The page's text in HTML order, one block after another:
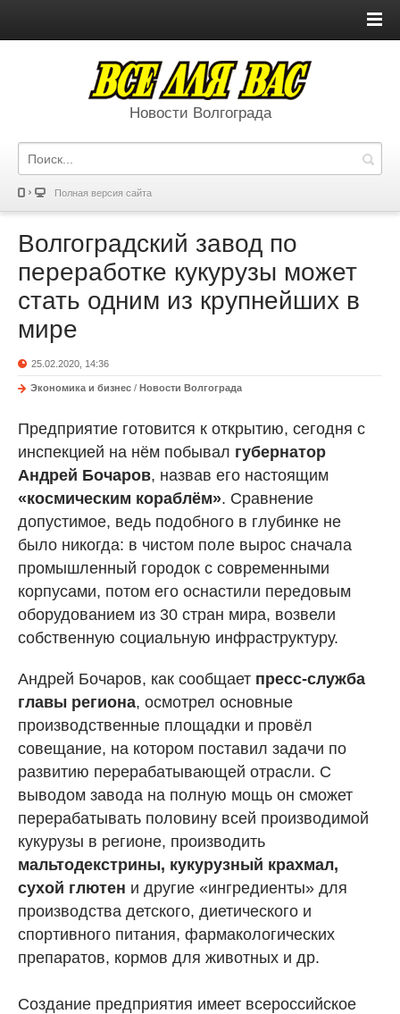
Новости Волгограда
Полная версия сайта
Волгоградский завод по
переработке кукурузы может
стать одним из крупнейших в
мире
25.02.2020, 14:36
Экономика и бизнес / Новости Волгограда
Предприятие готовится к открытию, сегодня с
инспекцией на нём побывал губернатор
Андрей Бочаров, назвав его настоящим
«космическим кораблём». Сравнение
допустимое, ведь подобного в глубинке не
было никогда: в чистом поле вырос сначала
промышленный городок с современными
корпусами, потом его оснастили передовым
оборудованием из 30 стран мира, возвели
собственную социальную инфраструктуру.
Андрей Бочаров, как сообщает пресс-служба
главы региона, осмотрел основные
производственные площадки и провёл
совещание, на котором поставил задачи по
развитию перерабатывающей отрасли. С
выводом завода на полную мощь он сможет
перерабатывать половину всей производимой
кукурузы в регионе, производить
мальтодекстрины, кукурузный крахмал,
сухой глютен и другие «ингредиенты» для
производства детского, диетического и
спортивного питания, фармакологических
препаратов, кормов для животных и др.
Создание предприятия имеет всероссийское